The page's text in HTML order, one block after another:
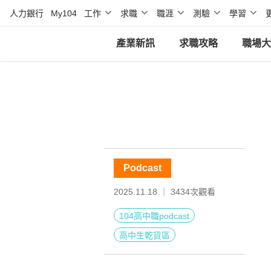
人力銀行 My104 工作 求職 職涯 測驗 學習
產業新訊 求職攻略 職場
Podcast
2025.11.18 ｜ 3434次觀看
104高中職podcast
高中生乾貨區